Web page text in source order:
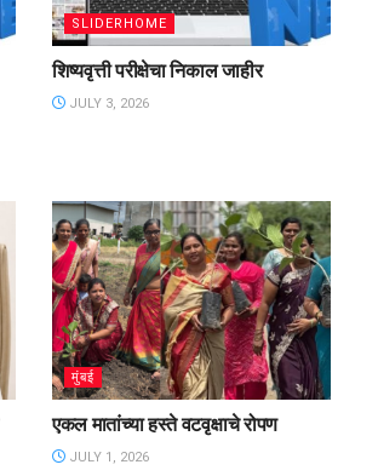
SLIDERHOME
शिष्यवृत्ती परीक्षेचा निकाल जाहीर
JULY 3, 2026
मुंबई
एकल मातांच्या हस्ते वटवृक्षाचे रोपण
JULY 1, 2026